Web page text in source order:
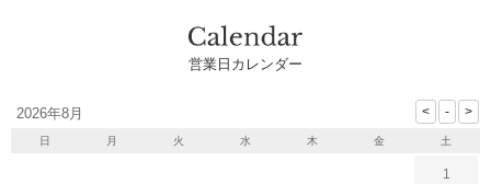
営業日カレンダー
2026年8月
日 月 火 水 木 金 土
1